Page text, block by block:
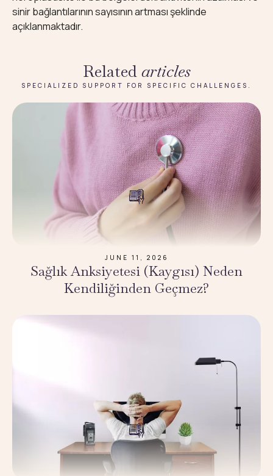
sinir bağlantılarının sayısının artması şeklinde
açıklanmaktadır.
Related articles
SPECIALIZED SUPPORT FOR SPECIFIC CHALLENGES.
JUNE 11, 2026
Sağlık Anksiyetesi (Kaygısı) Neden
Kendiliğinden Geçmez?